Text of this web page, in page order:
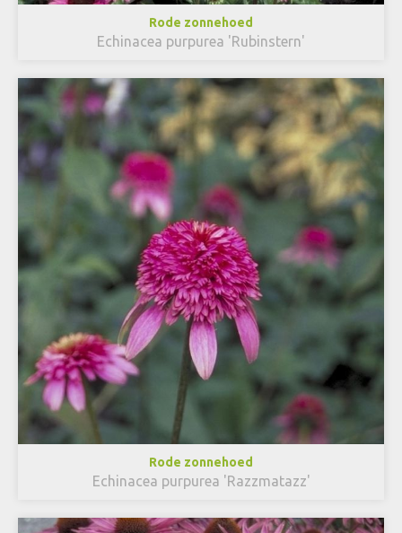
Rode zonnehoed
Echinacea purpurea 'Rubinstern'
Rode zonnehoed
Echinacea purpurea 'Razzmatazz'